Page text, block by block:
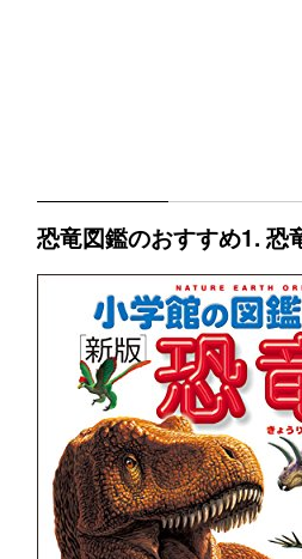
恐竜図鑑のおすすめ1. 恐